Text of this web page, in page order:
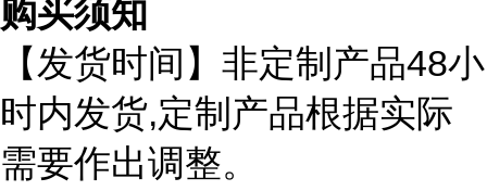
购买须知
【发货时间】非定制产品48小
时内发货,定制产品根据实际
需要作出调整。